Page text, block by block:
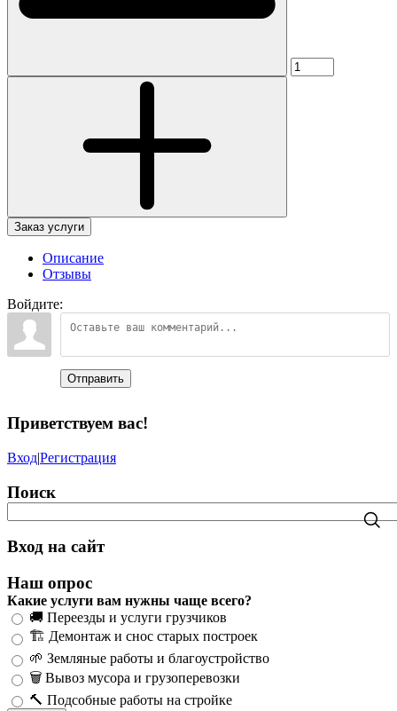
Заказ услуги
Описание
Отзывы
Войдите:
Отправить
Приветствуем вас!
Вход|Регистрация
Поиск
Вход на сайт
Наш опрос
Какие услуги вам нужны чаще всего?
🚚 Переезды и услуги грузчиков
🏗️ Демонтаж и снос старых построек
🌱 Земляные работы и благоустройство
🗑️ Вывоз мусора и грузоперевозки
🔨 Подсобные работы на стройке